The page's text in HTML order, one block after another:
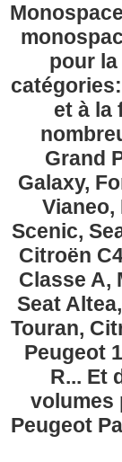
pour
et à la
Grand
Galaxy,
Vianeo,
Scenic,
Citroën
Classe A,
Seat
Touran,
Peugeot
R... Et
volumes
Peugeot